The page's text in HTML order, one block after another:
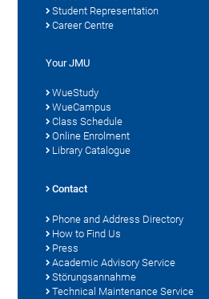
Student Representation
Career Centre
Your JMU
WueStudy
WueCampus
Class Schedule
Online Enrolment
Library Catalogue
Contact
Phone and Address Directory
How to Find Us
Press
Academic Advisory Service
Störungsannahme
Technical Maintenance Service